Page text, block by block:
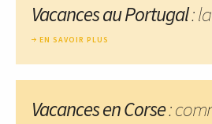
Vacances au Portugal:
EN SAVOIR PLUS
Vacances en Corse: